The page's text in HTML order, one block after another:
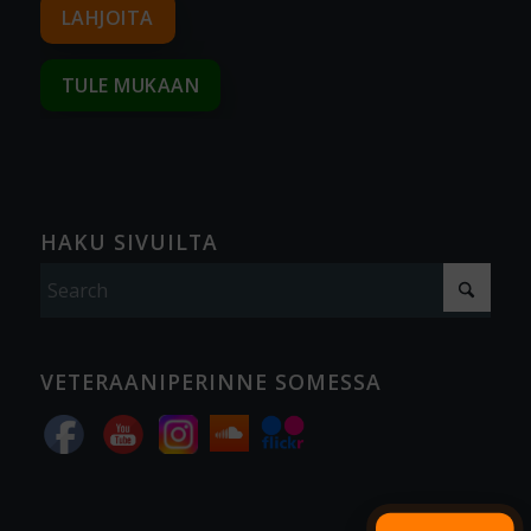
LAHJOITA
TULE MUKAAN
HAKU SIVUILTA
VETERAANIPERINNE SOMESSA